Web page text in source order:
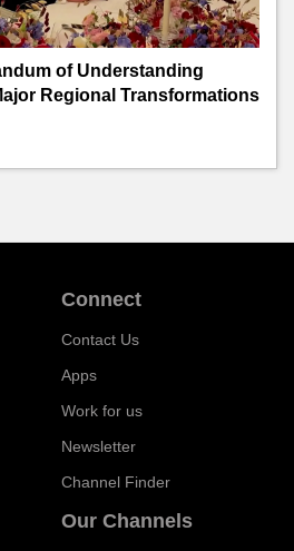
of Understanding
Regional Transformations
Connect
Contact Us
Apps
Work for us
Newsletter
Channel Finder
Our Channels